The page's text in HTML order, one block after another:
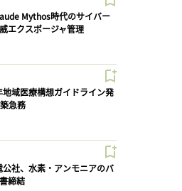
Mythos時代のサイバー
エクスポージャ管理
地域医療構想ガイドライン発
急務
公社、水素・アンモニアのバ
締結